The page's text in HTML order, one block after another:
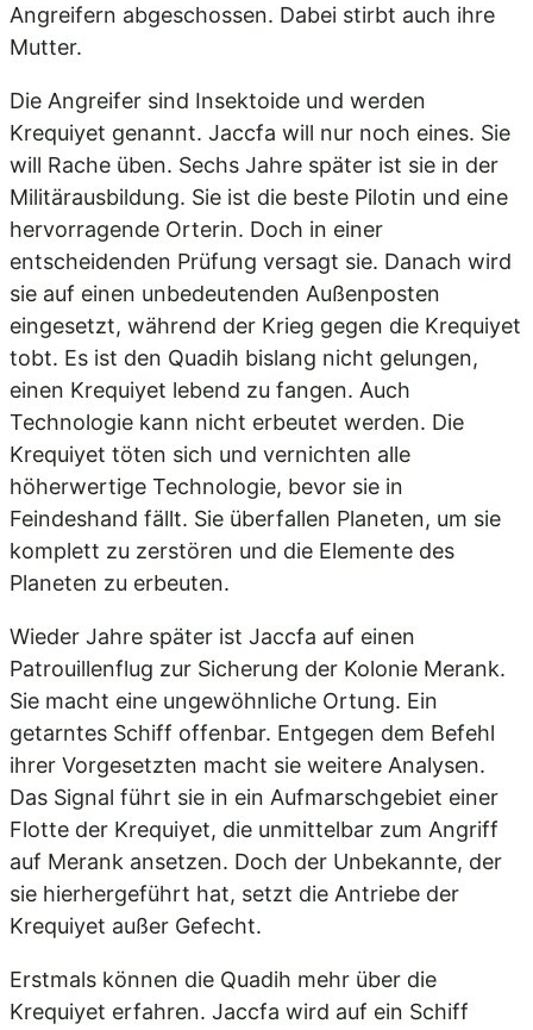
Angreifern abgeschossen. Dabei stirbt auch ihre
Mutter.
Die Angreifer sind Insektoide und werden
Krequiyet genannt. Jaccfa will nur noch eines. Sie
will Rache üben. Sechs Jahre später ist sie in der
Militärausbildung. Sie ist die beste Pilotin und eine
hervorragende Orterin. Doch in einer
entscheidenden Prüfung versagt sie. Danach wird
sie auf einen unbedeutenden Außenposten
eingesetzt, während der Krieg gegen die Krequiyet
tobt. Es ist den Quadih bislang nicht gelungen,
einen Krequiyet lebend zu fangen. Auch
Technologie kann nicht erbeutet werden. Die
Krequiyet töten sich und vernichten alle
höherwertige Technologie, bevor sie in
Feindeshand fällt. Sie überfallen Planeten, um sie
komplett zu zerstören und die Elemente des
Planeten zu erbeuten.
Wieder Jahre später ist Jaccfa auf einen
Patrouillenflug zur Sicherung der Kolonie Merank.
Sie macht eine ungewöhnliche Ortung. Ein
getarntes Schiff offenbar. Entgegen dem Befehl
ihrer Vorgesetzten macht sie weitere Analysen.
Das Signal führt sie in ein Aufmarschgebiet einer
Flotte der Krequiyet, die unmittelbar zum Angriff
auf Merank ansetzen. Doch der Unbekannte, der
sie hierhergeführt hat, setzt die Antriebe der
Krequiyet außer Gefecht.
Erstmals können die Quadih mehr über die
Krequiyet erfahren. Jaccfa wird auf ein Schiff